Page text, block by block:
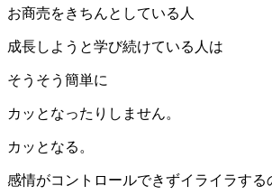
お商売をきちんとしている人
成長しようと学び続けている人は
そうそう簡単に
カッとなったりしません。
カッとなる。
感情がコントロールできずイライラする